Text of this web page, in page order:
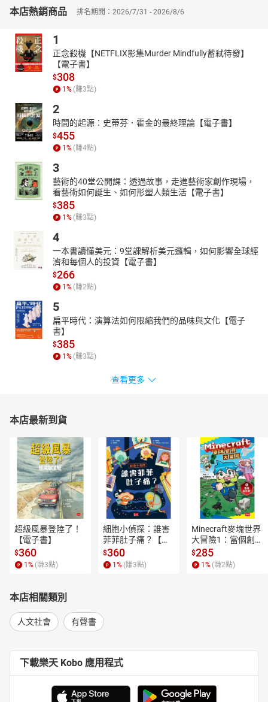
▎「靈帝好胡餅，京師皆食胡餅，上流社會的最愛！」
西亞和中亞流行的胡餅，是一種用脂麻焙製的麵餅，在2世紀時
已成長安上層集團的主食。北方麵食以餅為主，相沿成習。油煎
餅，稱䴺𪌘，譯名來自波斯語，《齊民要術》中有詳細製法，也是一
種西亞食譜中不可或缺的麵食。煎熟的餅，一面白，一面赤，周邊
也呈赤色，軟而可愛，放久了也不變硬，道理在於和麵時添加了油
脂。原係西亞民食的燒餅、饆饠（畢羅，餡餅），到唐代已流行在
長安和黃河流域各大城市。
安史之亂中，楊國忠曾在市場買了胡餅去討好顛沛流離的玄
宗。長安城裡的輔興坊是專門製作胡麻餅的場所。白居易也是胡餅
刺史時，親自做了胡餅贈給萬州（今重慶萬州區）刺史楊敬之，隨
附絕句一首：「胡麻餅樣學京都，麵脆油香新出爐。寄與飢饞楊大
使，嘗看得似輔興無。」這些久享長安胡食的官員，雖身處長江峽
地，仍不忘京師生活，因此總得有麵脆油香可以久儲的胡餅相伴。
中國和西亞之間的文化交流淵遠流長，中國促進了西亞和外界的連
繫，其影響可謂舉足輕重，但很多事實長期曖昧不明、英雄壯舉早
已銷聲匿跡，歷史全貌有待人們重新考察。作者以詳實的史料和豐
富的文物、遺跡材料，記錄了長達一萬年的中國西亞交流歷程。本
書著重探討中國與伊朗、阿拉伯、土耳其等西亞諸國的歷史互動及
近代研究。
本店熱銷商品 排名期間：2026/7/31 - 2026/8/6
1
正念殺機【NETFLIX影集Murder Mindfully蓄弒待發】
【電子書】
$308
1 % (賺3點)
2
時間的起源：史蒂芬．霍金的最終理論【電子書】
$455
1 % (賺4點)
3
藝術的40堂公開課：透過故事，走進藝術家創作現場，
看藝術如何誕生、如何形塑人類生活【電子書】
$385
1 % (賺3點)
4
一本書讀懂美元：9堂課解析美元邏輯，如何影響全球經
濟和每個人的投資【電子書】
$266
1 % (賺2點)
5
扁平時代：演算法如何限縮我們的品味與文化【電子
書】
$385
1 % (賺3點)
查看更多
本店最新到貨
超級風暴登陸了！
【電子書】
$360
1 % (賺3點)
細胞小偵探：誰害
菲菲肚子痛？【電
子書】
$360
1 % (賺3點)
Minecraft麥塊世界
大冒險1：當個創世
神！【電子書】
$285
1 % (賺2點)
本店相關類別
人文社會 有聲書
下載樂天 Kobo 應用程式